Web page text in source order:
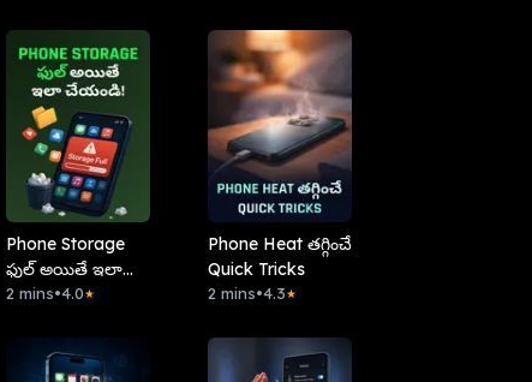
Phone Storage
ఫుల్ అయితే ఇలా
చేయండి!
2 mins•4.0★
Phone Heat తగ్గించే
Quick Tricks
2 mins•4.3★